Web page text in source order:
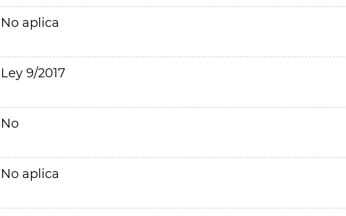
No aplica
Ley 9/2017
No
No aplica